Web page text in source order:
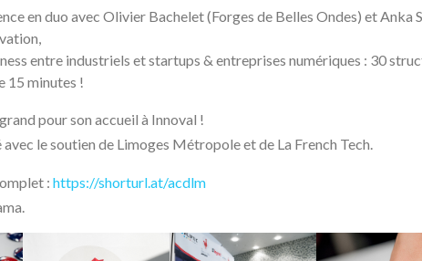
en duo avec Olivier Bachelet (Forges de Belles Ondes) et Anka
entre industriels et startups & entreprises numériques : 30
15 minutes !
pour son accueil à Innoval !
avec le soutien de Limoges Métropole et de La French Tech.
: https://shorturl.at/acdlm